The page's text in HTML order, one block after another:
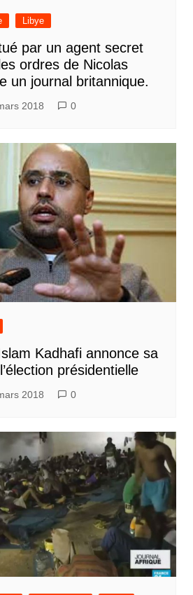
Libye
par un agent secret
ordres de Nicolas
un journal britannique.
2018 0
Kadhafi annonce sa
présidentielle
2018 0